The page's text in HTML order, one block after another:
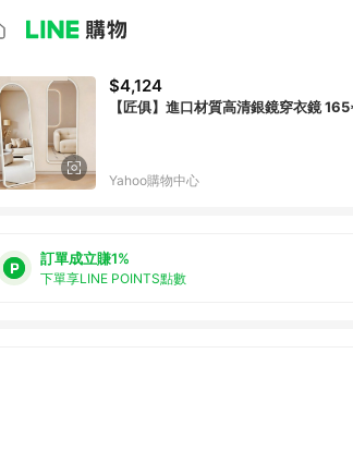
$4,124
【匠俱】進口材質高清銀鏡穿衣鏡
Yahoo購物中心
訂單成立賺1%
下單享LINE POINTS點數